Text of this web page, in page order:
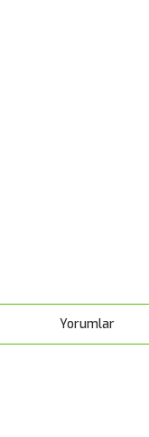
Yorumlar